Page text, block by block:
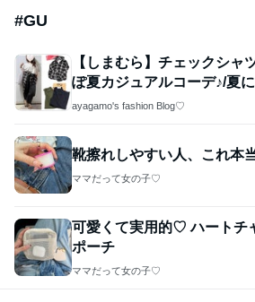
#GU
【しまむら】チェックシャ
ぽ夏カジュアルコーデ♪/夏
ayagamo's fashion Blog♡
靴擦れしやすい人、これ本
ママだって女の子♡
可愛くて実用的♡ ハートチ
ポーチ
ママだって女の子♡